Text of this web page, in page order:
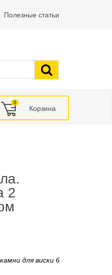
Полезные статьи
0
2
для виски 6